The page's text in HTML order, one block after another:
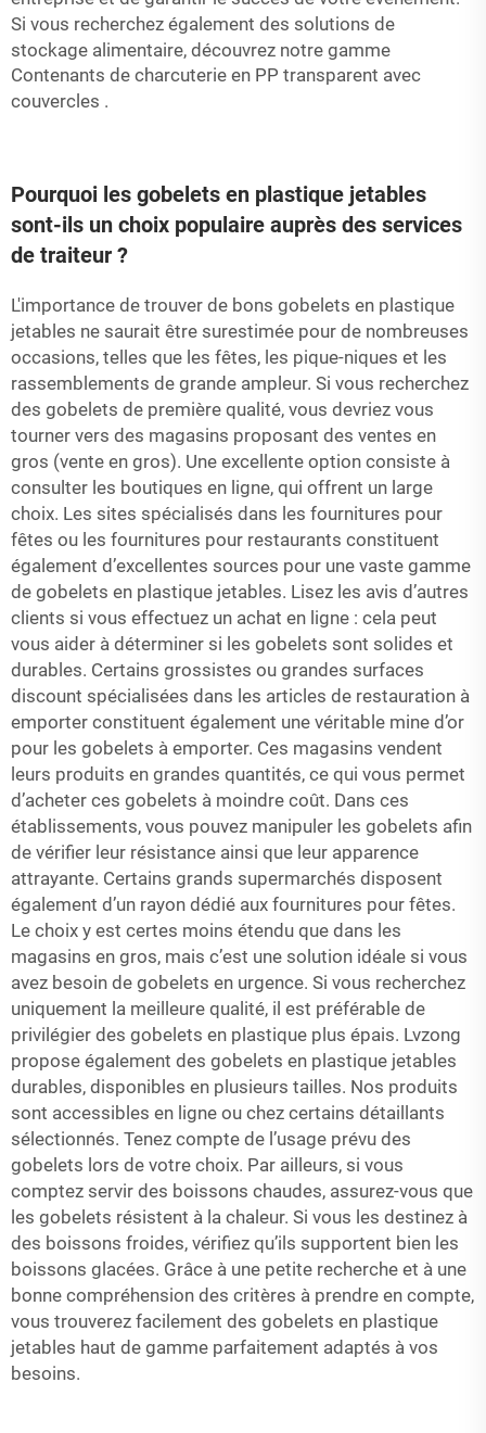
Si vous recherchez également des solutions de
stockage alimentaire, découvrez notre gamme
Contenants de charcuterie en PP transparent avec
couvercles .
Pourquoi les gobelets en plastique jetables
sont-ils un choix populaire auprès des services
de traiteur ?
L'importance de trouver de bons gobelets en plastique
jetables ne saurait être surestimée pour de nombreuses
occasions, telles que les fêtes, les pique-niques et les
rassemblements de grande ampleur. Si vous recherchez
des gobelets de première qualité, vous devriez vous
tourner vers des magasins proposant des ventes en
gros (vente en gros). Une excellente option consiste à
consulter les boutiques en ligne, qui offrent un large
choix. Les sites spécialisés dans les fournitures pour
fêtes ou les fournitures pour restaurants constituent
également d’excellentes sources pour une vaste gamme
de gobelets en plastique jetables. Lisez les avis d’autres
clients si vous effectuez un achat en ligne : cela peut
vous aider à déterminer si les gobelets sont solides et
durables. Certains grossistes ou grandes surfaces
discount spécialisées dans les articles de restauration à
emporter constituent également une véritable mine d’or
pour les gobelets à emporter. Ces magasins vendent
leurs produits en grandes quantités, ce qui vous permet
d’acheter ces gobelets à moindre coût. Dans ces
établissements, vous pouvez manipuler les gobelets afin
de vérifier leur résistance ainsi que leur apparence
attrayante. Certains grands supermarchés disposent
également d’un rayon dédié aux fournitures pour fêtes.
Le choix y est certes moins étendu que dans les
magasins en gros, mais c’est une solution idéale si vous
avez besoin de gobelets en urgence. Si vous recherchez
uniquement la meilleure qualité, il est préférable de
privilégier des gobelets en plastique plus épais. Lvzong
propose également des gobelets en plastique jetables
durables, disponibles en plusieurs tailles. Nos produits
sont accessibles en ligne ou chez certains détaillants
sélectionnés. Tenez compte de l’usage prévu des
gobelets lors de votre choix. Par ailleurs, si vous
comptez servir des boissons chaudes, assurez-vous que
les gobelets résistent à la chaleur. Si vous les destinez à
des boissons froides, vérifiez qu’ils supportent bien les
boissons glacées. Grâce à une petite recherche et à une
bonne compréhension des critères à prendre en compte,
vous trouverez facilement des gobelets en plastique
jetables haut de gamme parfaitement adaptés à vos
besoins.